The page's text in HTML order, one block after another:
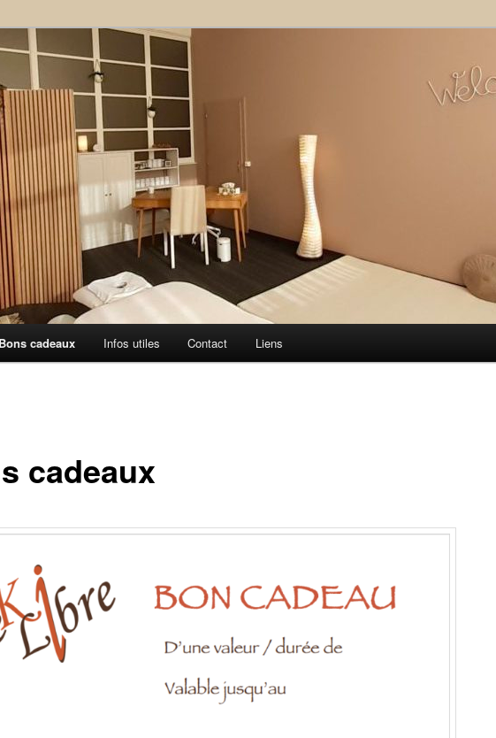
éKilibre
cadeaux Infos utiles Contact Liens
cadeaux